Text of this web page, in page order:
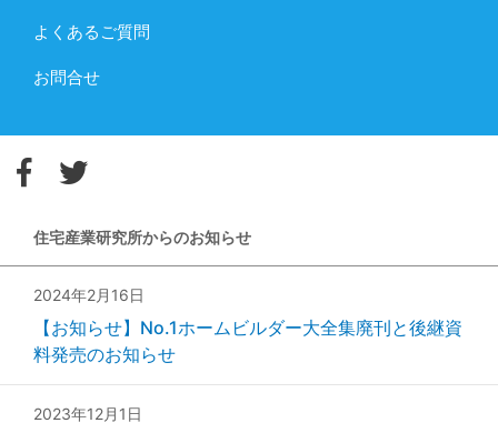
よくあるご質問
お問合せ
住宅産業研究所からのお知らせ
2024年2月16日
【お知らせ】No.1ホームビルダー大全集廃刊と後継資
料発売のお知らせ
2023年12月1日